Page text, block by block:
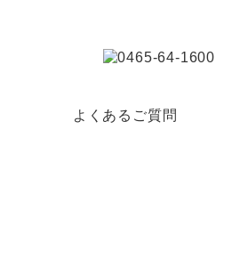
よくあるご質問